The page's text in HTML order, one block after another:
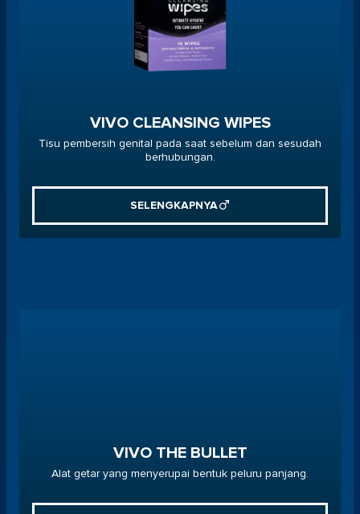
VIVO CLEANSING WIPES
Tisu pembersih genital pada saat sebelum dan sesudah
berhubungan.
SELENGKAPNYA
VIVO THE BULLET
Alat getar yang menyerupai bentuk peluru panjang.